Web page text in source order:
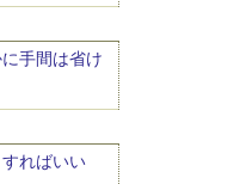
手間は省け
ればいい